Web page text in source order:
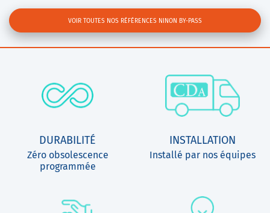
VOIR TOUTES NOS RÉFÉRENCES NINON BY-PASS
DURABILITÉ
Zéro obsolescence
programmée
INSTALLATION
Installé par nos équipes